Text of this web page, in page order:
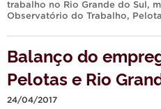
trabalho no Rio Grande do Sul,
Observatório do Trabalho,
Balanço do
Pelotas e Rio
24/04/2017